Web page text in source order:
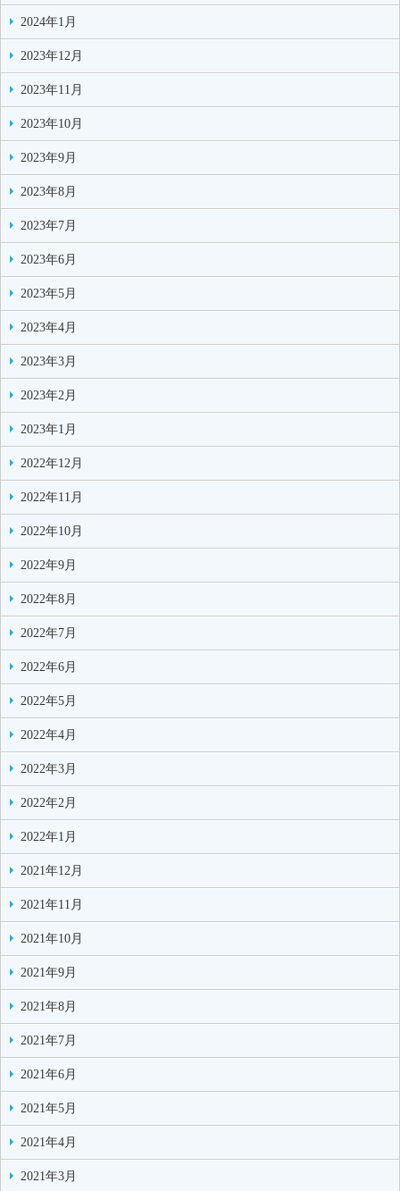
2024年1月
2023年12月
2023年11月
2023年10月
2023年9月
2023年8月
2023年7月
2023年6月
2023年5月
2023年4月
2023年3月
2023年2月
2023年1月
2022年12月
2022年11月
2022年10月
2022年9月
2022年8月
2022年7月
2022年6月
2022年5月
2022年4月
2022年3月
2022年2月
2022年1月
2021年12月
2021年11月
2021年10月
2021年9月
2021年8月
2021年7月
2021年6月
2021年5月
2021年4月
2021年3月